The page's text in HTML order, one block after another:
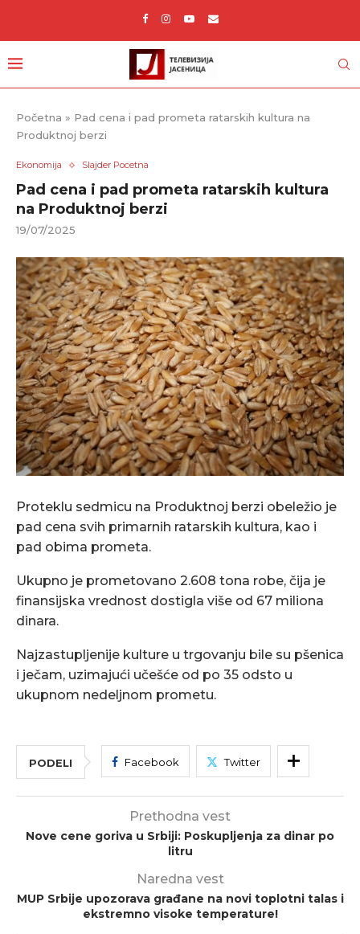
Početna » Pad cena i pad prometa ratarskih kultura na
Produktnoj berzi
Ekonomija Slajder Pocetna
Pad cena i pad prometa ratarskih kultura
na Produktnoj berzi
19/07/2025
Proteklu sedmicu na Produktnoj berzi obeležio je
pad cena svih primarnih ratarskih kultura, kao i
pad obima prometa.
Ukupno je prometovano 2.608 tona robe, čija je
finansijska vrednost dostigla više od 67 miliona
dinara.
Najzastupljenije kulture u trgovanju bile su pšenica
i ječam, uzimajući učešće od po 35 odsto u
ukupnom nedeljnom prometu.
PODELI Facebook Twitter
Prethodna vest
Nove cene goriva u Srbiji: Poskupljenja za dinar po
litru
Naredna vest
MUP Srbije upozorava građane na novi toplotni talas i
ekstremno visoke temperature!